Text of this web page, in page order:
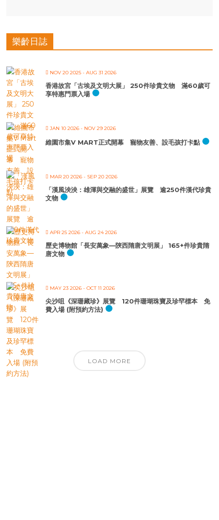
樂齡日誌
NOV 20 2025 - AUG 31 2026
香港故宮「古埃及文明大展」 250件珍貴文物 滿60歲可
享特惠門票入場
JAN 10 2026 - NOV 29 2026
維園市集V MART正式開幕 寵物友善、設毛孩打卡點
MAR 20 2026 - SEP 20 2026
「漢風泱泱：雄渾與交融的盛世」展覽 逾250件漢代珍貴
文物
APR 25 2026 - AUG 24 2026
歷史博物館「長安萬象—陝西隋唐文明展」 165+件珍貴隋
唐文物
MAY 23 2026 - OCT 11 2026
尖沙咀《深珊藏珍》展覽 120件珊瑚珠寶及珍罕標本 免
費入場 (附預約方法)
LOAD MORE